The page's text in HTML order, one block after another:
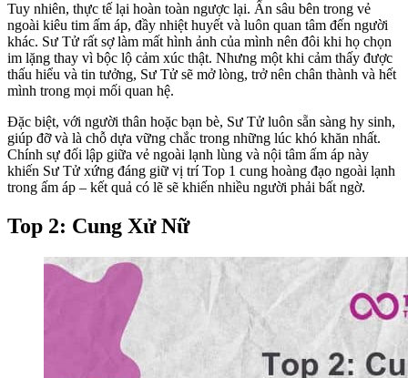
Tuy nhiên, thực tế lại hoàn toàn ngược lại. Ẩn sâu bên trong vẻ
ngoài kiêu tim ấm áp, đầy nhiệt huyết và luôn quan tâm đến người
khác. Sư Tử rất sợ làm mất hình ảnh của mình nên đôi khi họ chọn
im lặng thay vì bộc lộ cảm xúc thật. Nhưng một khi cảm thấy được
thấu hiểu và tin tưởng, Sư Tử sẽ mở lòng, trở nên chân thành và hết
mình trong mọi mối quan hệ.
Đặc biệt, với người thân hoặc bạn bè, Sư Tử luôn sẵn sàng hy sinh,
giúp đỡ và là chỗ dựa vững chắc trong những lúc khó khăn nhất.
Chính sự đối lập giữa vẻ ngoài lạnh lùng và nội tâm ấm áp này
khiến Sư Tử xứng đáng giữ vị trí Top 1 cung hoàng đạo ngoài lạnh
trong ấm áp – kết quả có lẽ sẽ khiến nhiều người phải bất ngờ.
Top 2: Cung Xử Nữ